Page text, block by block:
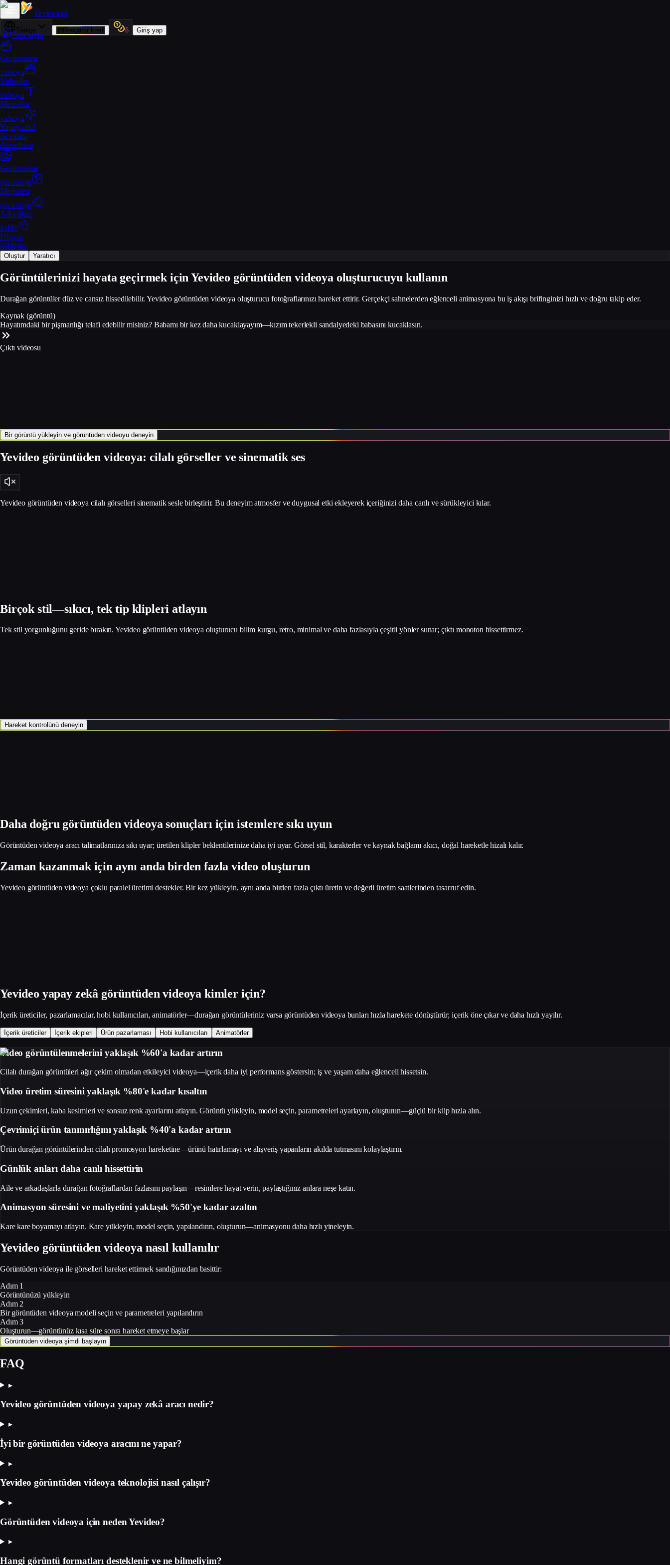
Yevideo.io
Türkçe 🎁Resgatar kredi 6 Giriş yap
Ana sayfa
Görüntüden
videoya
Videodan
videoya
Metinden
videoya
Yapay zekâ
ile video
düzenleme
Görüntüden
görüntüye
Metinden
görüntüye
Arka planı
kaldır
Filigran
kaldırma
Oluştur Yaratıcı
Görüntülerinizi hayata geçirmek için Yevideo görüntüden videoya oluşturucuyu kullanın
Durağan görüntüler düz ve cansız hissedilebilir. Yevideo görüntüden videoya oluşturucu fotoğraflarınızı hareket ettirir. Gerçekçi sahnelerden eğlenceli animasyona bu iş akışı brifinginizi hızlı ve doğru takip eder.
Kaynak (görüntü)
Hayatımdaki bir pişmanlığı telafi edebilir misiniz? Babamı bir kez daha kucaklayayım—kızım tekerlekli sandalyedeki babasını kucaklasın.
Çıktı videosu
Bir görüntü yükleyin ve görüntüden videoyu deneyin
Yevideo görüntüden videoya: cilalı görseller ve sinematik ses
Yevideo görüntüden videoya cilalı görselleri sinematik sesle birleştirir. Bu deneyim atmosfer ve duygusal etki ekleyerek içeriğinizi daha canlı ve sürükleyici kılar.
Birçok stil—sıkıcı, tek tip klipleri atlayın
Tek stil yorgunluğunu geride bırakın. Yevideo görüntüden videoya oluşturucu bilim kurgu, retro, minimal ve daha fazlasıyla çeşitli yönler sunar; çıktı monoton hissettirmez.
Hareket kontrolünü deneyin
Daha doğru görüntüden videoya sonuçları için istemlere sıkı uyun
Görüntüden videoya aracı talimatlarınıza sıkı uyar; üretilen klipler beklentilerinize daha iyi uyar. Görsel stil, karakterler ve kaynak bağlamı akıcı, doğal hareketle hizalı kalır.
Zaman kazanmak için aynı anda birden fazla video oluşturun
Yevideo görüntüden videoya çoklu paralel üretimi destekler. Bir kez yükleyin, aynı anda birden fazla çıktı üretin ve değerli üretim saatlerinden tasarruf edin.
Yevideo yapay zekâ görüntüden videoya kimler için?
İçerik üreticiler, pazarlamacılar, hobi kullanıcıları, animatörler—durağan görüntüleriniz varsa görüntüden videoya bunları hızla harekete dönüştürür; içerik öne çıkar ve daha hızlı yayılır.
İçerik üreticiler İçerik ekipleri Ürün pazarlaması Hobi kullanıcıları Animatörler
Video görüntülenmelerini yaklaşık %60'a kadar artırın
Cilalı durağan görüntüleri ağır çekim olmadan etkileyici videoya—içerik daha iyi performans göstersin; iş ve yaşam daha eğlenceli hissetsin.
Video üretim süresini yaklaşık %80'e kadar kısaltın
Uzun çekimleri, kaba kesimleri ve sonsuz renk ayarlarını atlayın. Görüntü yükleyin, model seçin, parametreleri ayarlayın, oluşturun—güçlü bir klip hızla alın.
Çevrimiçi ürün tanınırlığını yaklaşık %40'a kadar artırın
Ürün durağan görüntülerinden cilalı promosyon hareketine—ürünü hatırlamayı ve alışveriş yapanların akılda tutmasını kolaylaştırın.
Günlük anları daha canlı hissettirin
Aile ve arkadaşlarla durağan fotoğraflardan fazlasını paylaşın—resimlere hayat verin, paylaştığınız anlara neşe katın.
Animasyon süresini ve maliyetini yaklaşık %50'ye kadar azaltın
Kare kare boyamayı atlayın. Kare yükleyin, model seçin, yapılandırın, oluşturun—animasyonu daha hızlı yineleyin.
Yevideo görüntüden videoya nasıl kullanılır
Görüntüden videoya ile görselleri hareket ettirmek sandığınızdan basittir:
Adım 1
Görüntünüzü yükleyin
Adım 2
Bir görüntüden videoya modeli seçin ve parametreleri yapılandırın
Adım 3
Oluşturun—görüntünüz kısa süre sonra hareket etmeye başlar
Görüntüden videoya şimdi başlayın
FAQ
▸
Yevideo görüntüden videoya yapay zekâ aracı nedir?
▸
İyi bir görüntüden videoya aracını ne yapar?
▸
Yevideo görüntüden videoya teknolojisi nasıl çalışır?
▸
Görüntüden videoya için neden Yevideo?
▸
Hangi görüntü formatları desteklenir ve ne bilmeliyim?